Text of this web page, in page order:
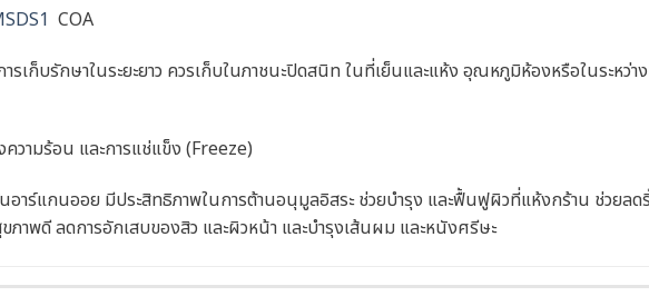
COA
ารเก็บรักษาในระยะยาว ควรเก็บในภาชนะปิดสนิท ในที่เย็นและแห้ง อุณหภูมิห้องหรือในระหว่
ความร้อน และการแช่แข็ง (Freeze)
อาร์แกนออย มีประสิทธิภาพในการต้านอนุมูลอิสระ ช่วยบำรุง และฟื้นฟูผิวที่แห้งกร้าน ช่วยลด
ภาพดี ลดการอักเสบของสิว และผิวหน้า และบำรุงเส้นผม และหนังศรีษะ